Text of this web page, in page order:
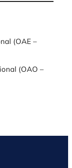
(OAE –
(OAO –